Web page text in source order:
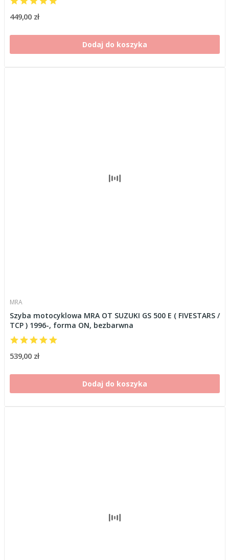
449,00 zł
Dodaj do koszyka
MRA
Szyba motocyklowa MRA OT SUZUKI GS 500 E ( FIVESTARS /
TCP ) 1996-, forma ON, bezbarwna
539,00 zł
Dodaj do koszyka